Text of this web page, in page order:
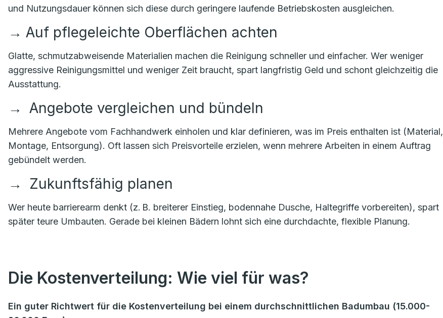
und Nutzungsdauer können sich diese durch geringere laufende Betriebskosten ausgleichen.
→ Auf pflegeleichte Oberflächen achten
Glatte, schmutzabweisende Materialien machen die Reinigung schneller und einfacher. Wer weniger
aggressive Reinigungsmittel und weniger Zeit braucht, spart langfristig Geld und schont gleichzeitig die
Ausstattung.
→ Angebote vergleichen und bündeln
Mehrere Angebote vom Fachhandwerk einholen und klar definieren, was im Preis enthalten ist (Material,
Montage, Entsorgung). Oft lassen sich Preisvorteile erzielen, wenn mehrere Arbeiten in einem Auftrag
gebündelt werden.
→ Zukunftsfähig planen
Wer heute barrierearm denkt (z. B. breiterer Einstieg, bodennahe Dusche, Haltegriffe vorbereiten), spart
später teure Umbauten. Gerade bei kleinen Bädern lohnt sich eine durchdachte, flexible Planung.
Die Kostenverteilung: Wie viel für was?
Ein guter Richtwert für die Kostenverteilung bei einem durchschnittlichen Badumbau (15.000-